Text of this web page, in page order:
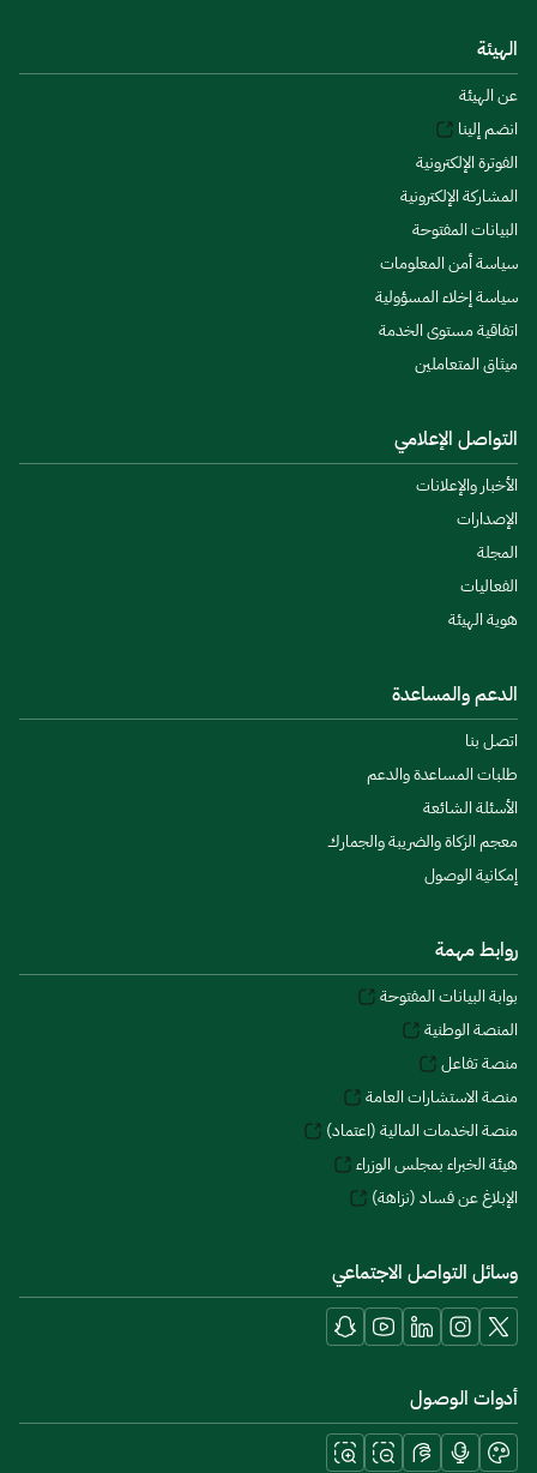
الهيئة
عن الهيئة
انضم إلينا
الفوترة الإلكترونية
المشاركة الإلكترونية
البيانات المفتوحة
سياسة أمن المعلومات
سياسة إخلاء المسؤولية
اتفاقية مستوى الخدمة
ميثاق المتعاملين
التواصل الإعلامي
الأخبار والإعلانات
الإصدارات
المجلة
الفعاليات
هوية الهيئة
الدعم والمساعدة
اتصل بنا
طلبات المساعدة والدعم
الأسئلة الشائعة
معجم الزكاة والضريبة والجمارك
إمكانية الوصول
روابط مهمة
بوابة البيانات المفتوحة
المنصة الوطنية
منصة تفاعل
منصة الاستشارات العامة
منصة الخدمات المالية (اعتماد)
هيئة الخبراء بمجلس الوزراء
الإبلاغ عن فساد (نزاهة)
وسائل التواصل الاجتماعي
أدوات الوصول